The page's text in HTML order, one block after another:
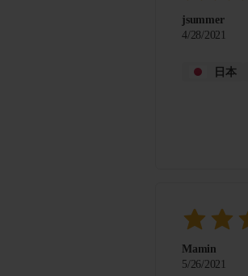
jsummer
4/28/2021
日本
Mamin
5/26/2021